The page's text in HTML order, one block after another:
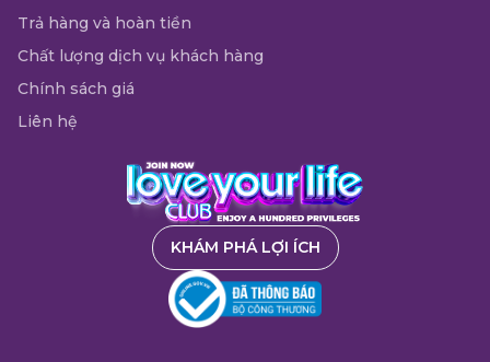
Trả hàng và hoàn tiền
Chất lượng dịch vụ khách hàng
Chính sách giá
Liên hệ
KHÁM PHÁ LỢI ÍCH